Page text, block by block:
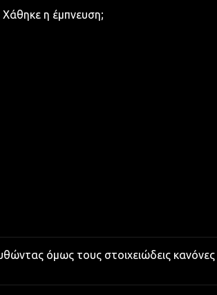
Χάθηκε η έμπνευση;
όμως τους στοιχειώδεις κανόνες